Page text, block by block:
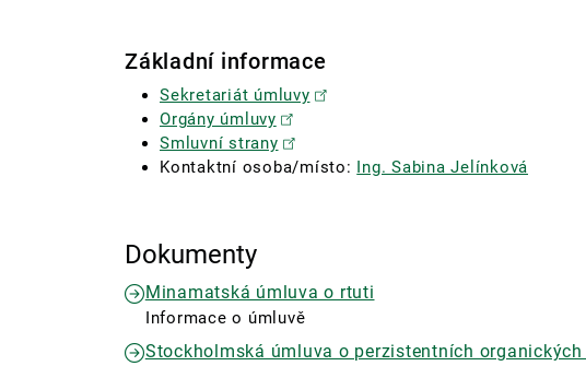
Základní informace
Sekretariát úmluvy
Orgány úmluvy
Smluvní strany
Kontaktní osoba/místo: Ing. Sabina Jelínková
Dokumenty
Minamatská úmluva o rtuti
Informace o úmluvě
Stockholmská úmluva o perzistentních